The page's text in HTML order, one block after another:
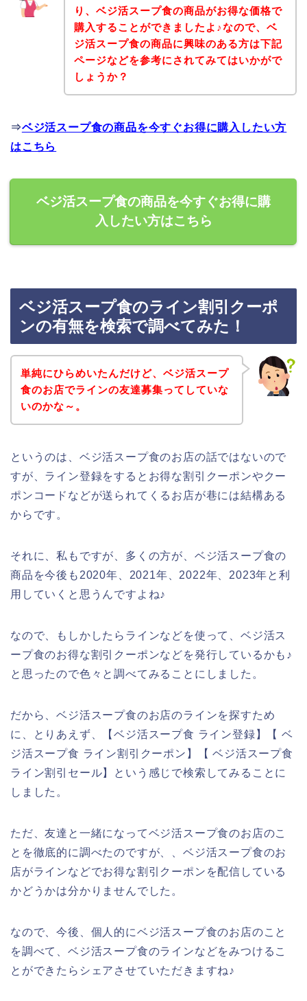
り、ベジ活スープ食の商品がお得な価格で
購入することができましたよ♪なので、ベ
ジ活スープ食の商品に興味のある方は下記
ページなどを参考にされてみてはいかがで
しょうか？
⇒ベジ活スープ食の商品を今すぐお得に購入したい方
はこちら
ベジ活スープ食の商品を今すぐお得に購
入したい方はこちら
ベジ活スープ食のライン割引クーポ
ンの有無を検索で調べてみた！
単純にひらめいたんだけど、ベジ活スープ
食のお店でラインの友達募集ってしていな
いのかな～。
というのは、ベジ活スープ食のお店の話ではないので
すが、ライン登録をするとお得な割引クーポンやクー
ポンコードなどが送られてくるお店が巷には結構ある
からです。
それに、私もですが、多くの方が、ベジ活スープ食の
商品を今後も2020年、2021年、2022年、2023年と利
用していくと思うんですよね♪
なので、もしかしたらラインなどを使って、ベジ活ス
ープ食のお得な割引クーポンなどを発行しているかも♪
と思ったので色々と調べてみることにしました。
だから、ベジ活スープ食のお店のラインを探すため
に、とりあえず、【ベジ活スープ食 ライン登録】【 ベ
ジ活スープ食 ライン割引クーポン】【 ベジ活スープ食
ライン割引セール】という感じで検索してみることに
しました。
ただ、友達と一緒になってベジ活スープ食のお店のこ
とを徹底的に調べたのですが、、ベジ活スープ食のお
店がラインなどでお得な割引クーポンを配信している
かどうかは分かりませんでした。
なので、今後、個人的にベジ活スープ食のお店のこと
を調べて、ベジ活スープ食のラインなどをみつけるこ
とができたらシェアさせていただきますね♪